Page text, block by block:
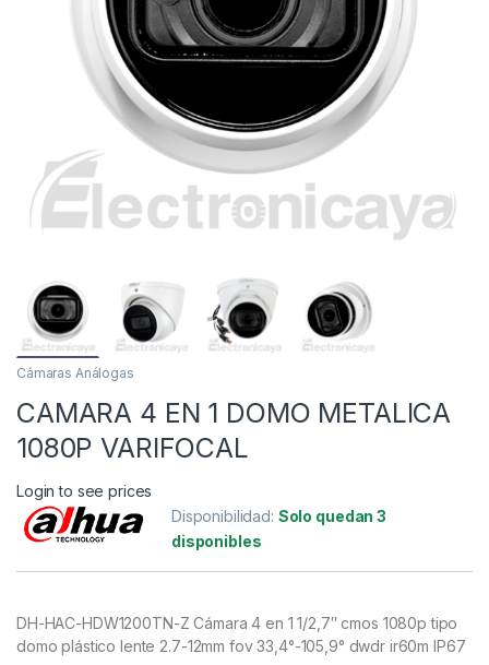
Cámaras Análogas
CAMARA 4 EN 1 DOMO METALICA
1080P VARIFOCAL
Login to see prices
Disponibilidad: Solo quedan 3
disponibles
DH-HAC-HDW1200TN-Z Cámara 4 en 1 1/2,7″ cmos 1080p tipo
domo plástico lente 2.7-12mm fov 33,4°-105,9° dwdr ir60m IP67